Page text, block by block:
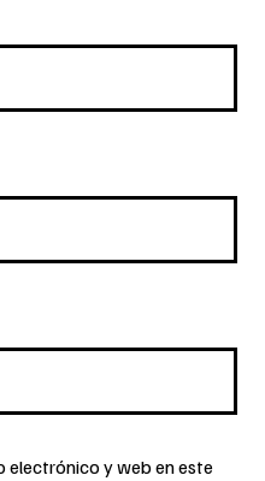
electrónico y web en este